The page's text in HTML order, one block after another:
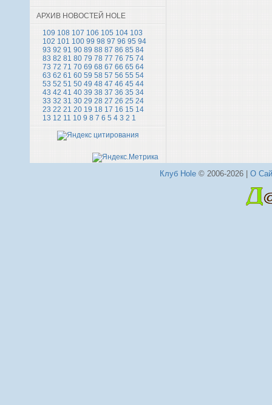
АРХИВ НОВОСТЕЙ HOLE
109 108 107 106 105 104 103
102 101 100 99 98 97 96 95 94
93 92 91 90 89 88 87 86 85 84
83 82 81 80 79 78 77 76 75 74
73 72 71 70 69 68 67 66 65 64
63 62 61 60 59 58 57 56 55 54
53 52 51 50 49 48 47 46 45 44
43 42 41 40 39 38 37 36 35 34
33 32 31 30 29 28 27 26 25 24
23 22 21 20 19 18 17 16 15 14
13 12 11 10 9 8 7 6 5 4 3 2 1
Клуб Hole© 2006-2026 | О